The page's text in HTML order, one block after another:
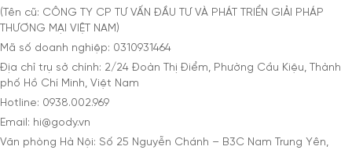
(Tên cũ: CÔNG TY CP TƯ VẤN ĐẦU TƯ VÀ PHÁT TRIỂN GIẢI PHÁP
THƯƠNG MẠI VIỆT NAM)
Mã số doanh nghiệp: 0310931464
Địa chỉ trụ sở chính: 2/24 Đoàn Thị Điểm, Phường Cầu Kiệu, Thành
phố Hồ Chí Minh, Việt Nam
Hotline: 0938.002.969
Email: hi@gody.vn
Văn phòng Hà Nội: Số 25 Nguyễn Chánh – B3C Nam Trung Yên,